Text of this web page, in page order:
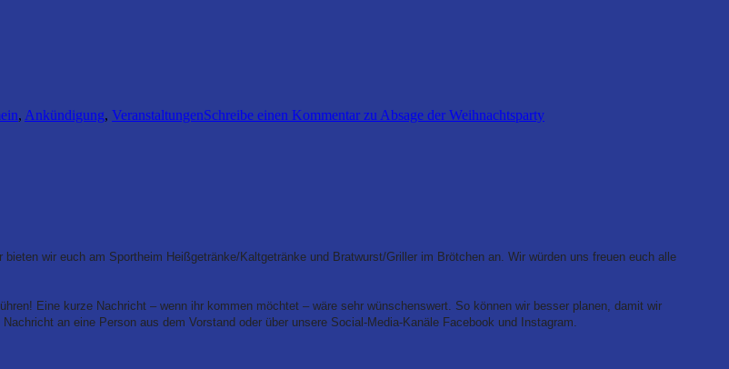
, Ankündigung, VeranstaltungenSchreibe einen Kommentar zu Absage der Weihnachtsparty
wir euch am Sportheim Heißgetränke/Kaltgetränke und Bratwurst/Griller im Brötchen an. Wir würden uns freuen euch alle
Eine kurze Nachricht – wenn ihr kommen möchtet – wäre sehr wünschenswert. So können wir besser planen, damit wir
Nachricht an eine Person aus dem Vorstand oder über unsere Social-Media-Kanäle Facebook und Instagram.